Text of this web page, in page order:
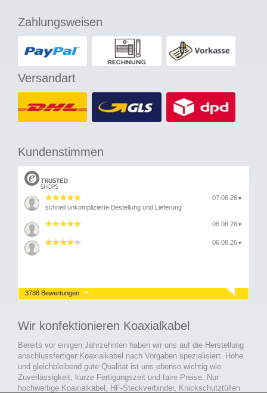
Zahlungsweisen
Versandart
Kundenstimmen
07.08.26 ▼
schnell unkomplizierte Bestellung und Lieferung
06.08.26 ▼
06.08.26 ▼
3788 Bewertungen
Wir konfektionieren Koaxialkabel
Bereits vor einigen Jahrzehnten haben wir uns auf die Herstellung
anschlussfertiger Koaxialkabel nach Vorgaben spezialisiert. Hohe
und gleichbleibend gute Qualität ist uns ebenso wichtig wie
Zuverlässigkeit, kurze Fertigungszeit und faire Preise. Nur
hochwertige Koaxialkabel, HF-Steckverbinder, Knickschutztüllen